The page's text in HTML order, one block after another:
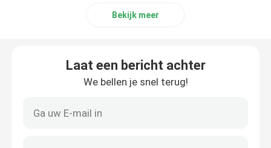
Roestvrij staalprofiel
Nikkellegering
Bekijk meer
Laat een bericht achter
We bellen je snel terug!